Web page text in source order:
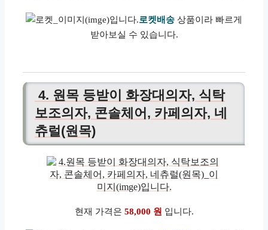
로켓배송 상품이라 빠르게
받아보실 수 있습니다.
4. 원목 등받이 화장대의자, 식탁
보조의자, 콘솔체어, 카페의자, 네
츄럴(원목)
현재 가격은 58,000 원 입니다.